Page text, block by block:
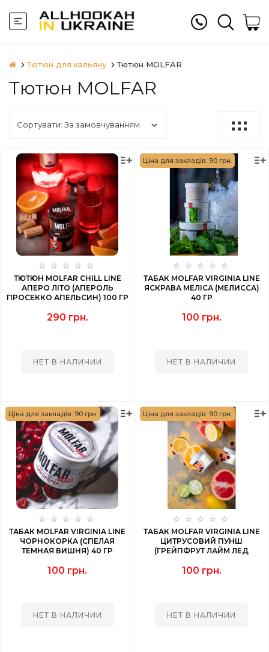
Тютюн для кальяну Тютюн MOLFAR
Тютюн MOLFAR
ТЮТЮН MOLFAR CHILL LINE
АПЕРО ЛІТО (АПЕРОЛЬ
ПРОСЕККО АПЕЛЬСИН) 100 ГР
290 грн.
НЕТ В НАЛИЧИИ
Ціна для закладів: 90 грн.
ТАБАК MOLFAR VIRGINIA LINE
ЯСКРАВА МЕЛІСА (МЕЛИССА)
40 ГР
100 грн.
НЕТ В НАЛИЧИИ
Ціна для закладів: 90 грн.
ТАБАК MOLFAR VIRGINIA LINE
ЧОРНОКОРКА (СПЕЛАЯ
ТЕМНАЯ ВИШНЯ) 40 ГР
100 грн.
НЕТ В НАЛИЧИИ
Ціна для закладів: 90 грн.
ТАБАК MOLFAR VIRGINIA LINE
ЦИТРУСОВИЙ ПУНШ
(ГРЕЙПФРУТ ЛАЙМ ЛЕД
100 грн.
НЕТ В НАЛИЧИИ